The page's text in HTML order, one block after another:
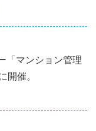
「マンション管理
催。